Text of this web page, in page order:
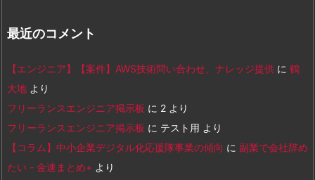
最近のコメント
【エンジニア】【案件】AWS技術問い合わせ、ナレッジ提供 に 鶴
大地 より
フリーランスエンジニア掲示板 に 2 より
フリーランスエンジニア掲示板 に テスト用 より
【コラム】中小企業デジタル化応援隊事業の傾向 に 副業で会社辞め
たい - 金速まとめ+ より